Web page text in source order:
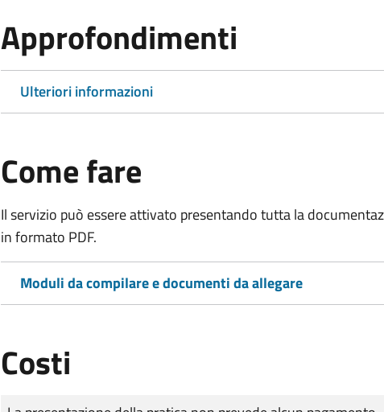
Approfondimenti
Ulteriori informazioni
Come fare
Il servizio può essere attivato presentando tutta la
in formato PDF.
Moduli da compilare e documenti da allegare
Costi
Tipo di pagamento
Importo